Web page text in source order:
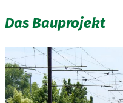
Das Bauprojekt